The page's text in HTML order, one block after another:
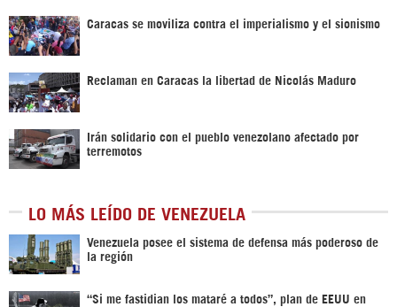
Caracas se moviliza contra el imperialismo y el sionismo
Reclaman en Caracas la libertad de Nicolás Maduro
Irán solidario con el pueblo venezolano afectado por
terremotos
LO MÁS LEÍDO DE VENEZUELA
Venezuela posee el sistema de defensa más poderoso de
la región
“Si me fastidian los mataré a todos”, plan de EEUU en